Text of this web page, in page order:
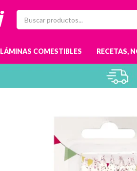
LÁMINAS COMESTIBLES RECETAS,